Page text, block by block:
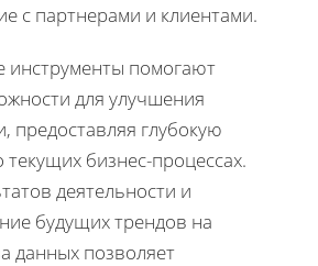
с партнерами и клиентами.
инструменты помогают
для улучшения
предоставляя глубокую
бизнес-процессах.
деятельности и
будущих трендов на
данных позволяет